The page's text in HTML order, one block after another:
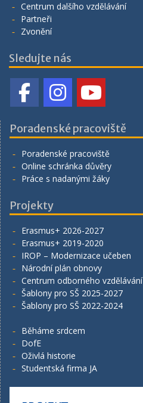
Centrum dalšího vzdělávání
Partneři
Zvonění
Sledujte nás
Poradenské pracoviště
Poradenské pracoviště
Online schránka důvěry
Práce s nadanými žáky
Projekty
Erasmus+ 2026-2027
Erasmus+ 2019-2020
IROP – Modernizace učeben
Národní plán obnovy
Centrum odborného vzdělávání
Šablony pro SŠ 2025-2027
Šablony pro SŠ 2022-2024
Běháme srdcem
DofE
Oživlá historie
Studentská firma JA